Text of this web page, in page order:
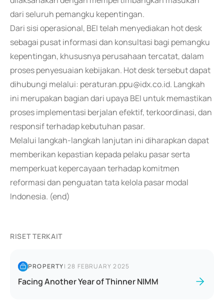
dari seluruh pemangku kepentingan.
Dari sisi operasional, BEI telah menyediakan hot desk
sebagai pusat informasi dan konsultasi bagi pemangku
kepentingan, khususnya perusahaan tercatat, dalam
proses penyesuaian kebijakan. Hot desk tersebut dapat
dihubungi melalui: peraturan.ppu@idx.co.id. Langkah
ini merupakan bagian dari upaya BEI untuk memastikan
proses implementasi berjalan efektif, terkoordinasi, dan
responsif terhadap kebutuhan pasar.
Melalui langkah-langkah lanjutan ini diharapkan dapat
memberikan kepastian kepada pelaku pasar serta
memperkuat kepercayaan terhadap komitmen
reformasi dan penguatan tata kelola pasar modal
Indonesia. (end)
RISET TERKAIT
PROPERTY|28 FEBRUARY 2025
Facing Another Year of Thinner NIMM